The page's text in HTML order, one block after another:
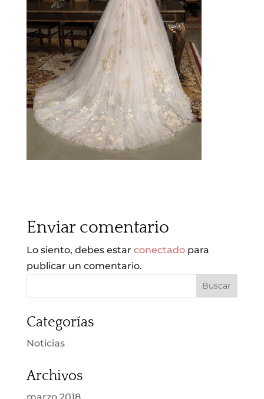
Enviar comentario
Lo siento, debes estar conectadopara
publicar un comentario.
Categorías
Noticias
Archivos
marzo 2018